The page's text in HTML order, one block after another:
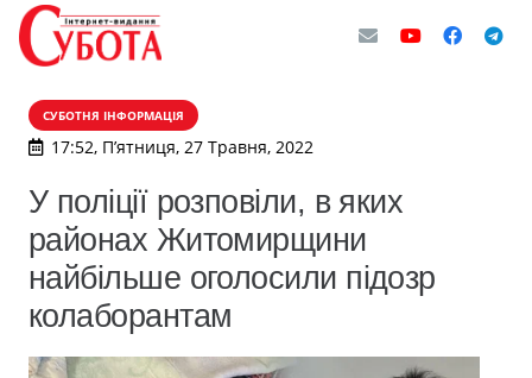
СУБОТНЯ ІНФОРМАЦІЯ
17:52, П’ятниця, 27 Травня, 2022
У поліції розповіли, в яких
районах Житомирщини
найбільше оголосили підозр
колаборантам